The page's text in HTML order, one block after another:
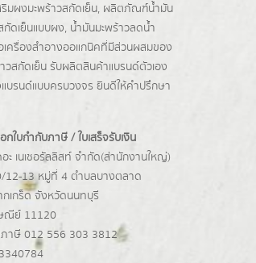
ริมผงมะพร้าวสกัดเย็น, ผลิตภัณฑ์น้ำมัน
กัดเย็นแบบผง, น้ำมันมะพร้าวลดน้ำ
ครื่องสำอางออแกนิคที่มีส่วนผสมของ
วสกัดเย็น รับผลิตสินค้าแบรนด์ตัวเอง
แบรนด์แบบครบวงจร ยินดีให้คำปรึกษา
กใบกำกับภาษี / ใบเสร็จรับเงิน
ะ เนเชอรัลลิสท์ จำกัด(ส่านักงานใหญ่)
12-13 หมู่ที่ 4 ตำบลบางตลาด
กเกร็ดจังหวัดนนทบุรี
ณีย์ 11120
ภาษี 012 556 303 3812